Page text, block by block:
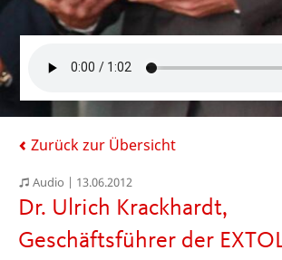
Zurück zur Übersicht
Audio | 13.06.2012
Dr. Ulrich Krackhardt,
Geschäftsführer der